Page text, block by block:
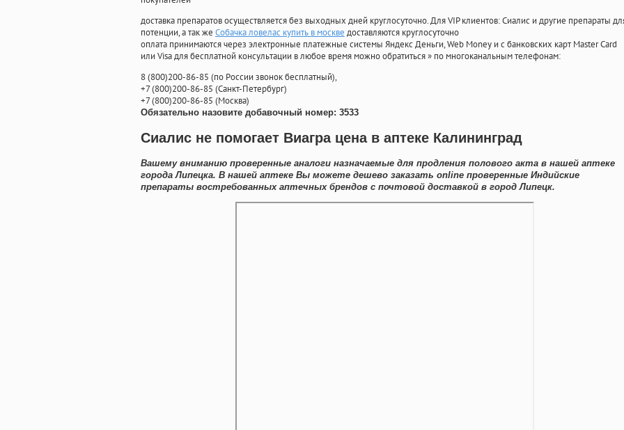
доставка препаратов осуществляется без выходных дней круглосуточно. Для VIP клиентов: Сиалис и другие препараты
потенции, а так же Собачка ловелас купить в москве доставляются круглосуточно
оплата принимаются через электронные платежные системы Яндекс Деньги, Web Money и с банковских карт Master Card
или Visa для бесплатной консультации в любое время можно обратиться» по многоканальным телефонам:
8(800)200-86-85 (по России звонок бесплатный),
+7(800)200-86-85 (Санкт-Петербург)
+7(800)200-86-85 (Москва)
Обязательно назовите добавочный номер: 3533
Сиалис не помогает Виагра цена в аптеке Калининград
Вашему вниманию проверенные аналоги назначаемые для продления полового акта в нашей аптеке
города Липецка. В нашей аптеке Вы можете дешево заказать online проверенные Индийские
препараты востребованных аптечных брендов с почтовой доставкой в город Липецк.